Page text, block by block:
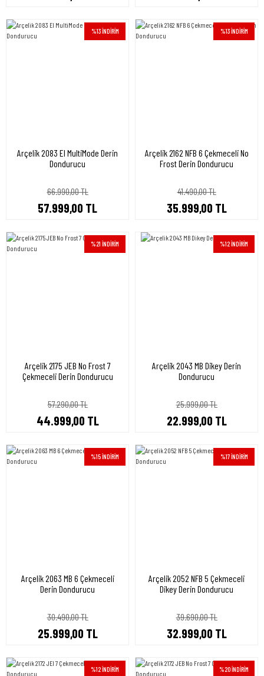
%13 İNDİRİM
Arçelik 2083 EI MultiMode Derin
Dondurucu
66.990,00 TL
57.999,00 TL
%13 İNDİRİM
Arçelik 2162 NFB 6 Çekmeceli No
Frost Derin Dondurucu
41.490,00 TL
35.999,00 TL
%21 İNDİRİM
Arçelik 2175 JEB No Frost 7
Çekmeceli Derin Dondurucu
57.290,00 TL
44.999,00 TL
%12 İNDİRİM
Arçelik 2043 MB Dikey Derin
Dondurucu
25.999,00 TL
22.999,00 TL
%15 İNDİRİM
Arçelik 2063 MB 6 Çekmeceli
Derin Dondurucu
30.490,00 TL
25.999,00 TL
%17 İNDİRİM
Arçelik 2052 NFB 5 Çekmeceli
Dikey Derin Dondurucu
39.690,00 TL
32.999,00 TL
%12 İNDİRİM %20 İNDİRİM